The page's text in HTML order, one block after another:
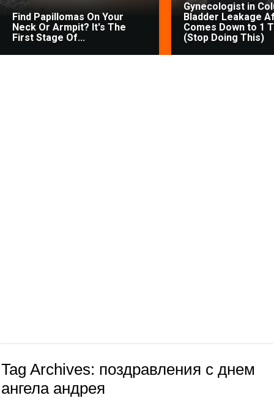
Find Papillomas On Your
Neck Or Armpit? It's The
First Stage Of...
Gynecologist in
Bladder Leakage
Comes Down to 1
(Stop Doing This)
Tag Archives: поздравления с днем
ангела андрея